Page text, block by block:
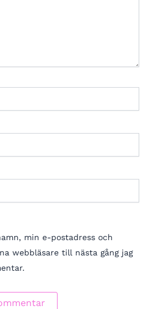
min e-postadress och
webbläsare till nästa gång jag